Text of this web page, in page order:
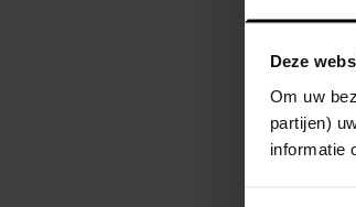
Deze
Om uw
partijen)
informatie